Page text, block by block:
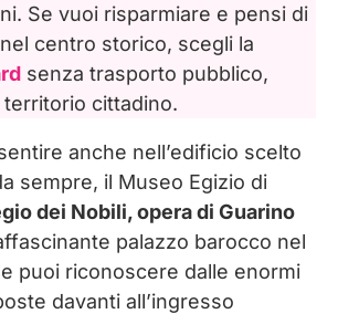
Se vuoi risparmiare e pensi di
centro storico, scegli la
senza trasporto pubblico,
cittadino.
anche nell’edificio scelto
sempre, il Museo Egizio di
dei Nobili, opera di Guarino
palazzo barocco nel
puoi riconoscere dalle enormi
davanti all’ingresso